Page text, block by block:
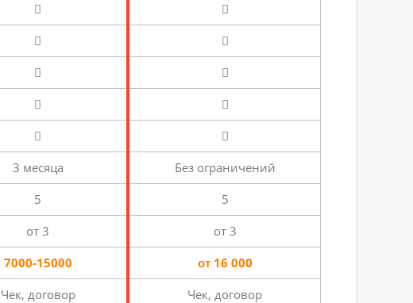
3 месяца
Без ограничений
5
5
от 3
от 3
7000-15000
от 16 000
Чек, договор Чек, договор